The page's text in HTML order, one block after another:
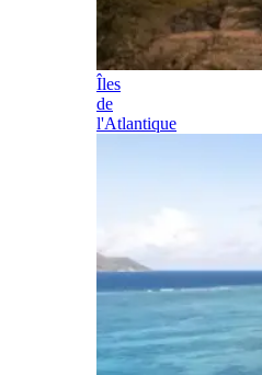
Îles
de
l'Atlantique